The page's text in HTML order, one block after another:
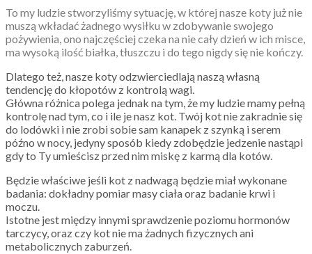
To my ludzie stworzyliśmy sytuację, w której nasze koty już nie
muszą wkładać żadnego wysiłku w zdobywanie swojego
pożywienia, ono najczęściej czeka na nie cały dzień w ich misce,
ma wysoką ilość białka, tłuszczu i do tego nigdy się nie kończy.
Dlatego też, nasze koty odzwierciedlają naszą własną
tendencję do kłopotów z kontrolą wagi.
Główna różnica polega jednak na tym, że my ludzie mamy pełną
kontrolę nad tym, co i ile je nasz kot. Twój kot nie zakradnie się
do lodówki i nie zrobi sobie sam kanapek z szynką i serem
późno w nocy, jedyny sposób kiedy zdobędzie jedzenie nastąpi
gdy to Ty umieścisz przed nim miskę z karmą dla kotów.
Będzie właściwe jeśli kot z nadwagą będzie miał wykonane
badania: dokładny pomiar masy ciała oraz badanie krwi i
moczu.
Istotne jest między innymi sprawdzenie poziomu hormonów
tarczycy, oraz czy kot nie ma żadnych fizycznych ani
metabolicznych zaburzeń.